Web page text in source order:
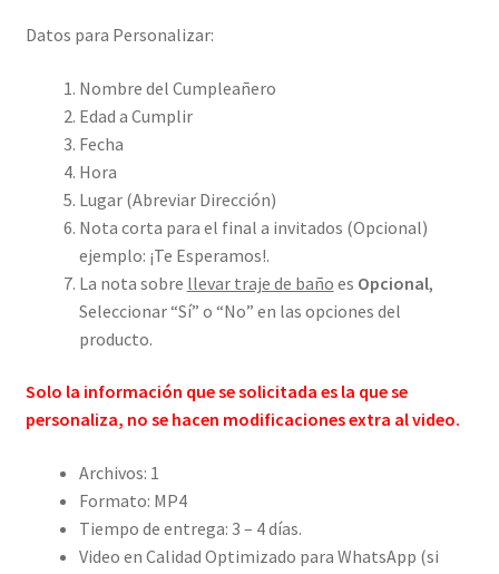
Datos para Personalizar:
Nombre del Cumpleañero
Edad a Cumplir
Fecha
Hora
Lugar (Abreviar Dirección)
Nota corta para el final a invitados (Opcional)
ejemplo: ¡Te Esperamos!.
La nota sobre llevar traje de baño es Opcional,
Seleccionar “Sí” o “No” en las opciones del
producto.
Solo la información que se solicitada es la que se
personaliza, no se hacen modificaciones extra al video.
Archivos: 1
Formato: MP4
Tiempo de entrega: 3 – 4 días.
Video en Calidad Optimizado para WhatsApp (si